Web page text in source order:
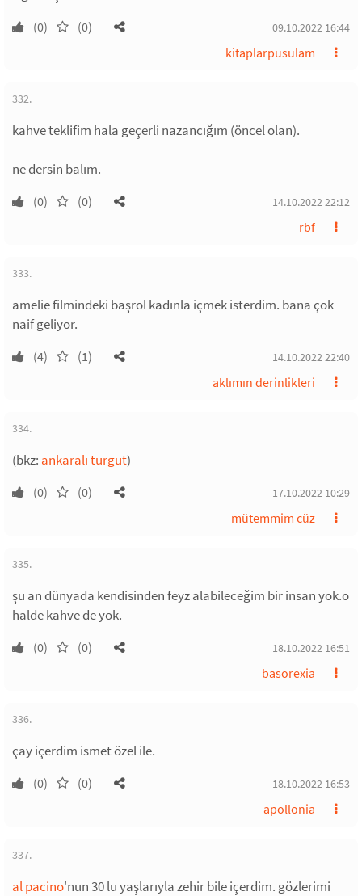
(0) (0) 09.10.2022 16:44
kitaplarpusulam
332.
kahve teklifim hala geçerli nazancığım (öncel olan).
ne dersin balım.
(0) (0) 14.10.2022 22:12
rbf
333.
amelie filmindeki başrol kadınla içmek isterdim. bana çok
naif geliyor.
(4) (1) 14.10.2022 22:40
aklımın derinlikleri
334.
(bkz: ankaralı turgut)
(0) (0) 17.10.2022 10:29
mütemmim cüz
335.
şu an dünyada kendisinden feyz alabileceğim bir insan yok.o
halde kahve de yok.
(0) (0) 18.10.2022 16:51
basorexia
336.
çay içerdim ismet özel ile.
(0) (0) 18.10.2022 16:53
apollonia
337.
al pacino'nun 30 lu yaşlarıyla zehir bile içerdim. gözlerimi